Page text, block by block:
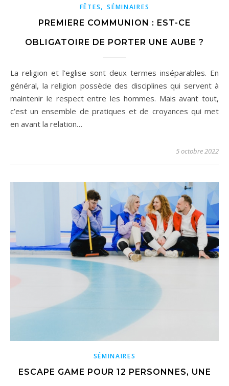
FÊTES,SÉMINAIRES
PREMIERE COMMUNION : EST-CE
OBLIGATOIRE DE PORTER UNE AUBE ?
La religion et l’eglise sont deux termes inséparables. En
général, la religion possède des disciplines qui servent à
maintenir le respect entre les hommes. Mais avant tout,
c’est un ensemble de pratiques et de croyances qui met
en avant la relation…
5 octobre 2022
SÉMINAIRES
ESCAPE GAME POUR 12 PERSONNES, UNE